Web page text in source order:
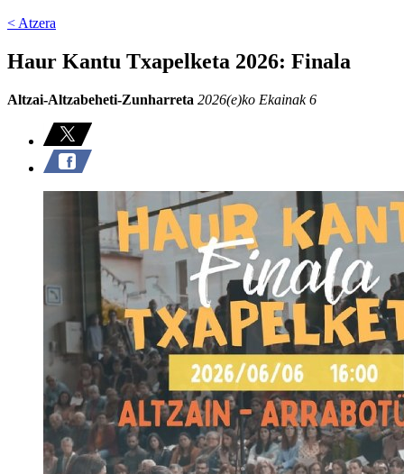
< Atzera
Haur Kantu Txapelketa 2026: Finala
Altzai-Altzabeheti-Zunharreta 2026(e)ko Ekainak 6